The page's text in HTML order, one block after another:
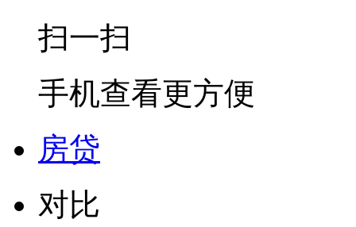
扫一扫
手机查看更方便
房贷
对比